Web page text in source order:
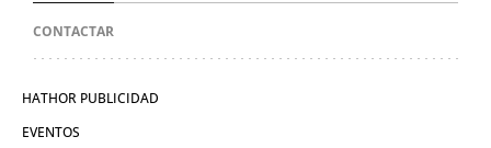
CONTACTAR
HATHOR PUBLICIDAD
EVENTOS